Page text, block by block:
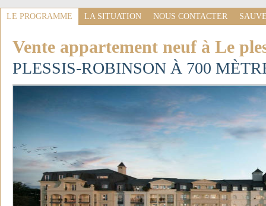
LE PROGRAMME LA SITUATION NOUS CONTACTER
Vente appartement neuf à Le
PLESSIS-ROBINSON À 700